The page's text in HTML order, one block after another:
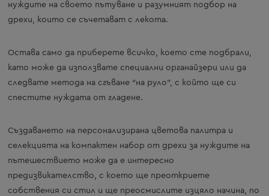
нуждите на своето пътуване и разумният подбор на
дрехи, които се съчетават с лекота.
Остава само да приберете всичко, което сте подбрали,
като може да използвате специални органайзери или да
следвате метода на сгъване “на руло”, с който ще си
спестите нуждата от гладене.
Създаването на персонализирана цветова палитра и
селекцията на компактен набор от дрехи за нуждите на
пътешествието може да е интересно
предизвикателство, с което ще преоткриете
собствения си стил и ще преосмислите изцяло начина, по